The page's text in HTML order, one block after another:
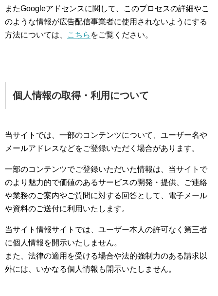
またGoogleアドセンスに関して、このプロセスの詳細やこ
のような情報が広告配信事業者に使用されないようにする
方法については、
こちら をご覧ください。
個人情報の取得・利用について
当サイトでは、一部のコンテンツについて、ユーザー名や
メールアドレスなどをご登録いただく場合があります。
一部のコンテンツでご登録いただいた情報は、当サイトで
のより魅力的で価値のあるサービスの開発・提供、ご連絡
や業務のご案内やご質問に対する回答として、電子メール
や資料のご送付に利用いたします。
当サイト情報サイトでは、ユーザー本人の許可なく第三者
に個人情報を開示いたしません。
また、法律の適用を受ける場合や法的強制力のある請求以
外には、いかなる個人情報も開示いたしません。